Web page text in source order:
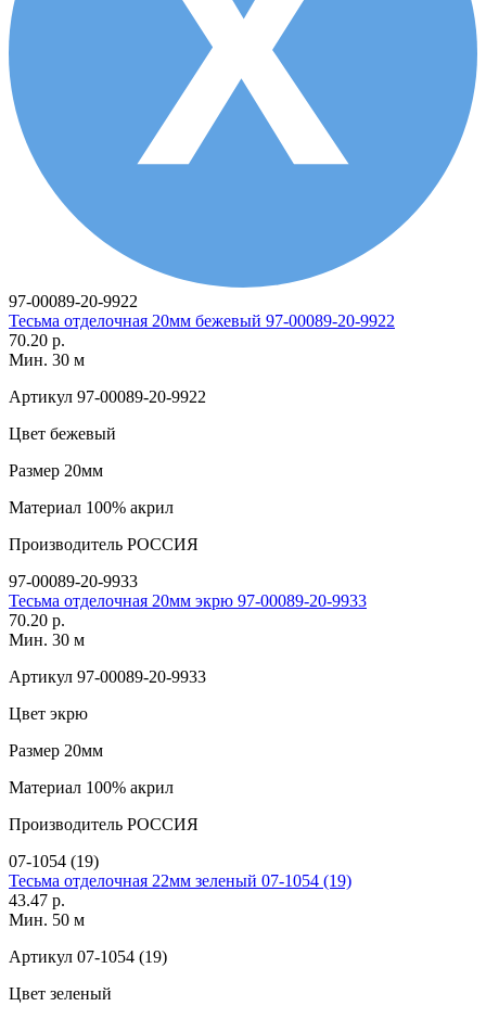
97-00089-20-9922
Тесьма отделочная 20мм бежевый 97-00089-20-9922
70.20 р.
Мин. 30 м
Артикул 97-00089-20-9922
Цвет бежевый
Размер 20мм
Материал 100% акрил
Производитель РОССИЯ
97-00089-20-9933
Тесьма отделочная 20мм экрю 97-00089-20-9933
70.20 р.
Мин. 30 м
Артикул 97-00089-20-9933
Цвет экрю
Размер 20мм
Материал 100% акрил
Производитель РОССИЯ
07-1054 (19)
Тесьма отделочная 22мм зеленый 07-1054 (19)
43.47 р.
Мин. 50 м
Артикул 07-1054 (19)
Цвет зеленый